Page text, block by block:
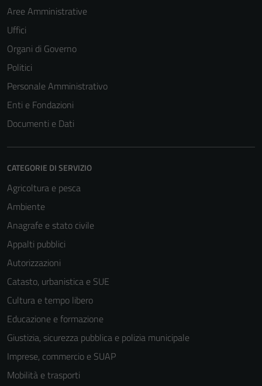
Aree Amministrative
Uffici
Organi di Governo
Politici
Personale Amministrativo
Enti e Fondazioni
Documenti e Dati
CATEGORIE DI SERVIZIO
Agricoltura e pesca
Ambiente
Anagrafe e stato civile
Appalti pubblici
Autorizzazioni
Catasto, urbanistica e SUE
Cultura e tempo libero
Educazione e formazione
Giustizia, sicurezza pubblica e polizia municipale
Imprese, commercio e SUAP
Mobilità e trasporti